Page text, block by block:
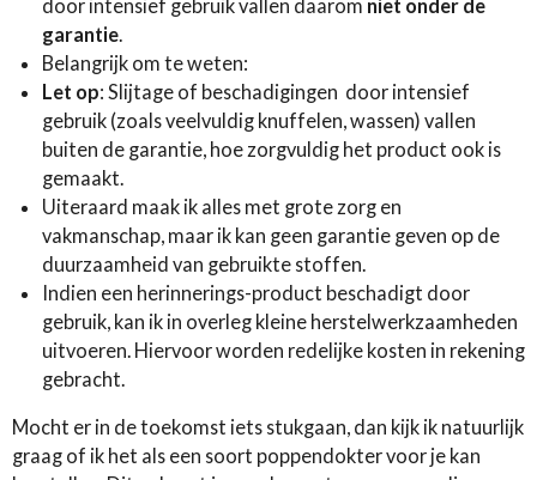
door intensief gebruik vallen daarom niet onder de
garantie.
Belangrijk om te weten:
Let op: Slijtage of beschadigingen door intensief
gebruik (zoals veelvuldig knuffelen, wassen) vallen
buiten de garantie, hoe zorgvuldig het product ook is
gemaakt.
Uiteraard maak ik alles met grote zorg en
vakmanschap, maar ik kan geen garantie geven op de
duurzaamheid van gebruikte stoffen.
Indien een herinnerings-product beschadigt door
gebruik, kan ik in overleg kleine herstelwerkzaamheden
uitvoeren. Hiervoor worden redelijke kosten in rekening
gebracht.
Mocht er in de toekomst iets stukgaan, dan kijk ik natuurlijk
graag of ik het als een soort poppendokter voor je kan